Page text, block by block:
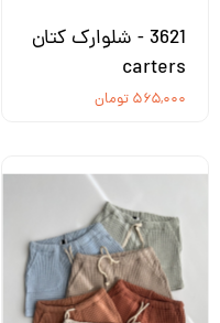
3621 - شلوارک کتان
carters
۵۶۵,۰۰۰ تومان